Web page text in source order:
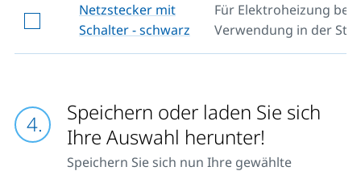
Netzstecker mit
Schalter - schwarz
Für Elektroheizung bei
Verwendung in der
Speichern oder laden Sie sich
Ihre Auswahl herunter!
Speichern Sie sich nun Ihre gewählte